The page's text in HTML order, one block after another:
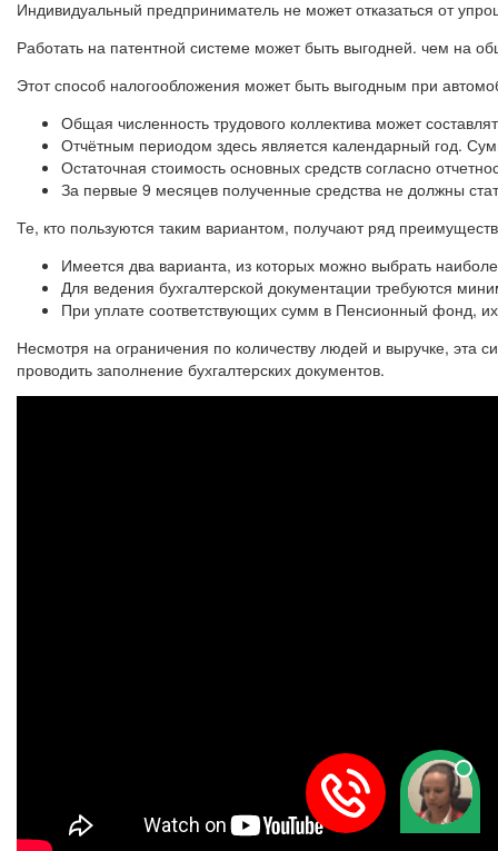
Индивидуальный предприниматель не может отказаться от
Работать на патентной системе может быть выгодней. чем на
Этот способ налогообложения может быть выгодным при
Общая численность трудового коллектива может
Отчётным периодом здесь является календарный год.
Остаточная стоимость основных средств согласно
За первые 9 месяцев полученные средства не должны
Те, кто пользуются таким вариантом, получают ряд
Имеется два варианта, из которых можно выбрать
Для ведения бухгалтерской документации требуются
При уплате соответствующих сумм в Пенсионный фонд,
Несмотря на ограничения по количеству людей и выручке, эта
проводить заполнение бухгалтерских документов.